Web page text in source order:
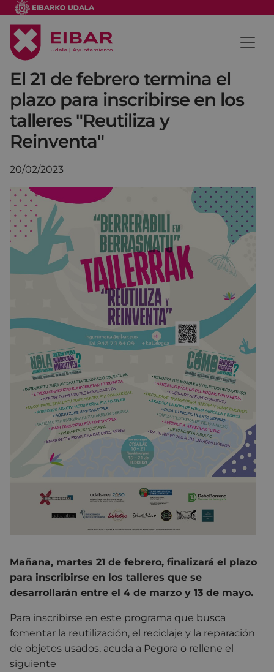
El 21 de febrero termina el
plazo para inscribirse en los
talleres "Reutiliza y
Reinventa"
20/02/2023
Mañana, martes 21 de febrero, finalizará el plazo
para inscribirse en los talleres que se
desarrollarán entre el 4 de marzo y 13 de mayo.
Para inscribirse en este programa que busca
fomentar la reutilización, el reciclaje y la reparación
de objetos usados, acuda a Pegora o rellene el
siguiente